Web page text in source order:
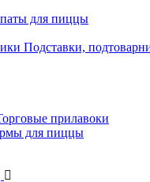
для пиццы
Подставки,
прилавоки
для пиццы